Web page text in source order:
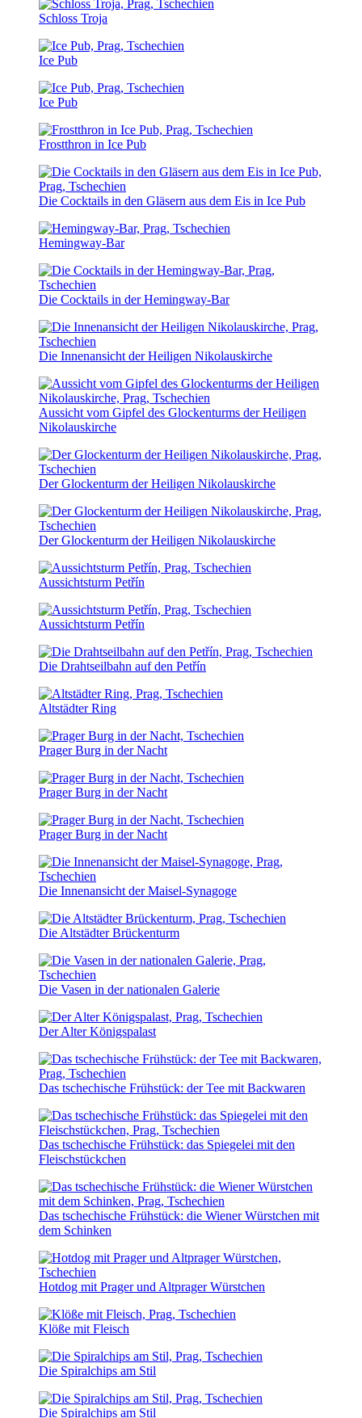
Schloss Troja
Ice Pub
Ice Pub
Frostthron in Ice Pub
Die Cocktails in den Gläsern aus dem Eis in Ice Pub
Hemingway-Bar
Die Cocktails in der Hemingway-Bar
Die Innenansicht der Heiligen Nikolauskirche
Aussicht vom Gipfel des Glockenturms der Heiligen
Nikolauskirche
Der Glockenturm der Heiligen Nikolauskirche
Der Glockenturm der Heiligen Nikolauskirche
Aussichtsturm Petřín
Aussichtsturm Petřín
Die Drahtseilbahn auf den Petřín
Altstädter Ring
Prager Burg in der Nacht
Prager Burg in der Nacht
Prager Burg in der Nacht
Die Innenansicht der Maisel-Synagoge
Die Altstädter Brückenturm
Die Vasen in der nationalen Galerie
Der Alter Königspalast
Das tschechische Frühstück: der Tee mit Backwaren
Das tschechische Frühstück: das Spiegelei mit den
Fleischstückchen
Das tschechische Frühstück: die Wiener Würstchen mit
dem Schinken
Hotdog mit Prager und Altprager Würstchen
Klöße mit Fleisch
Die Spiralchips am Stil
Die Spiralchips am Stil